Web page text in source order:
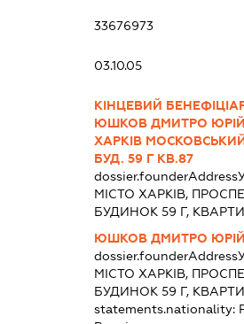
33676973
03.10.05
КІНЦЕВИЙ
ЮШКОВ ДМИТРО
ХАРКІВ
БУД. 59 Г КВ.87
dossier.founderAddress
МІСТО ХАРКІВ,
БУДИНОК 59 Г,
ЮШКОВ ДМИТРО
dossier.founderAddress
МІСТО ХАРКІВ,
БУДИНОК 59 Г,
statements.nationality: